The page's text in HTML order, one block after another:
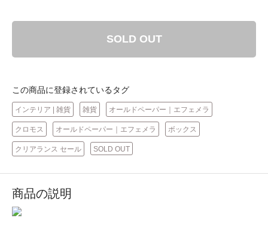
SOLD OUT
この商品に登録されているタグ
インテリア | 雑貨 雑貨 オールドペーパー｜エフェメラ
クロモス オールドペーパー｜エフェメラ ボックス
クリアランス セール SOLD OUT
商品の説明